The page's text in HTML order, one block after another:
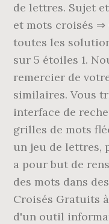
de lettres. Sujet
et mots croisés ⇒
toutes les
sur 5 étoiles 1.
remercier de
similaires. Vous
interface de
grilles de mots
un jeu de lettres,
a pour but de
des mots dans
Croisés Gratuits
d'un outil